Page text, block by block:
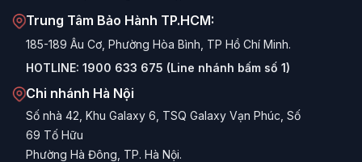
Trung Tâm Bảo Hành TP.HCM:
185-189 Âu Cơ, Phường Hòa Bình, TP Hồ Chí Minh.
HOTLINE: 1900 633 675 (Line nhánh bấm số 1)
Chi nhánh Hà Nội
Số nhà 42, Khu Galaxy 6, TSQ Galaxy Vạn Phúc, Số
69 Tố Hữu
Phường Hà Đông, TP. Hà Nội.